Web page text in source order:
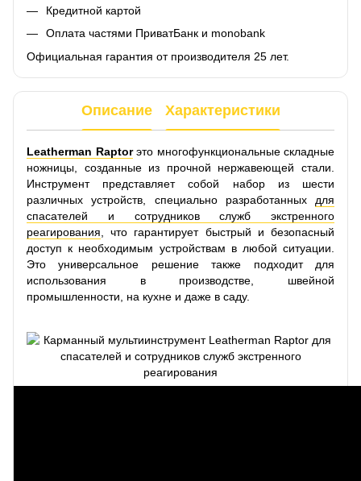
Кредитной картой
Оплата частями ПриватБанк и monobank
Официальная гарантия от производителя 25 лет.
Описание Характеристики
Leatherman Raptorэто многофункциональные складные
ножницы, созданные из прочной нержавеющей стали.
Инструмент представляет собой набор из шести
различных устройств, специально разработанных для
спасателей и сотрудников служб экстренного
реагирования , что гарантирует быстрый и безопасный
доступ к необходимым устройствам в любой ситуации.
Это универсальное решение также подходит для
использования в производстве, швейной
промышленности, на кухне и даже в саду.